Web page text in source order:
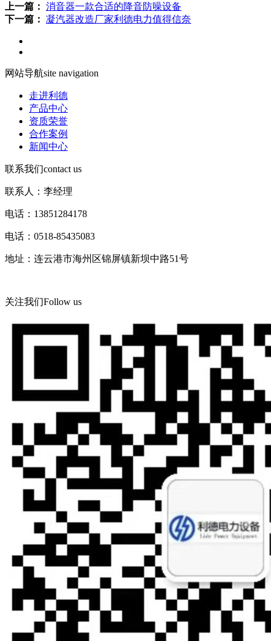
上一篇： 消音器一款合适的降音防噪设备
下一篇： 凝汽器改造厂家利德电力值得信奈
网站导航site navigation
走进利德
产品中心
资质荣誉
合作案例
新闻中心
联系我们contact us
联系人：李经理
电话：13851284178
电话：0518-85435083
地址：连云港市海州区锦屏镇新坝中路51号
关注我们Follow us